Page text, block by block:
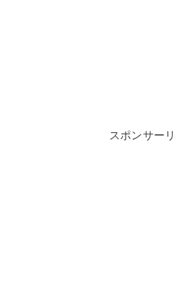
スポンサー